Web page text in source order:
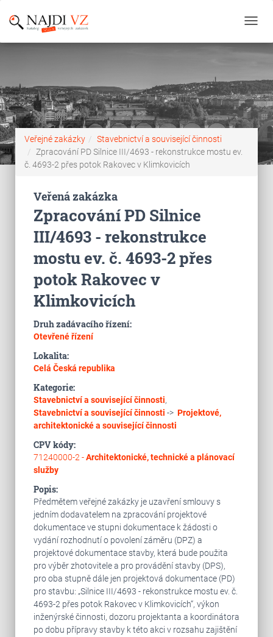
Veřejné zakázky
Stavebnictví a související činnosti
Zpracování PD Silnice III/4693 - rekonstrukce mostu ev.
č. 4693-2 přes potok Rakovec v Klimkovicích
Veřená zakázka
Zpracování PD Silnice
III/4693 - rekonstrukce
mostu ev. č. 4693-2 přes
potok Rakovec v
Klimkovicích
Druh zadávacího řízení:
Otevřené řízení
Lokalita:
Celá Česká republika
Kategorie:
Stavebnictví a související činnosti,
Stavebnictví a související činnosti -> Projektové,
architektonické a související činnosti
CPV kódy:
71240000-2 -Architektonické, technické a plánovací
služby
Popis:
Předmětem veřejné zakázky je uzavření smlouvy s
jedním dodavatelem na zpracování projektové
dokumentace ve stupni dokumentace k žádosti o
vydání rozhodnutí o povolení záměru (DPZ) a
projektové dokumentace stavby, která bude použita
pro výběr zhotovitele a pro provádění stavby (DPS),
pro oba stupně dále jen projektová dokumentace (PD)
pro stavbu: „Silnice III/4693 - rekonstrukce mostu ev. č.
4693-2 přes potok Rakovec v Klimkovicích“, výkon
inženýrské činnosti, dozoru projektanta a koordinátora
po dobu přípravy stavby k této akci v rozsahu zajištění